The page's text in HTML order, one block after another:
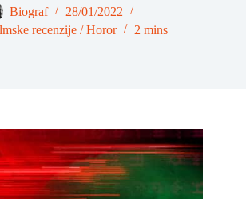
Biograf
28/01/2022
recenzije/Horor 2 mins